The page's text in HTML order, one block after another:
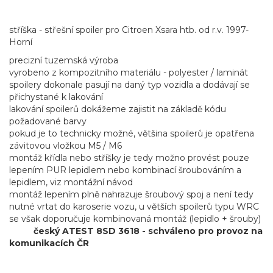
stříška - střešní spoiler pro Citroen Xsara htb. od r.v. 1997-
Horní
precizní tuzemská výroba
vyrobeno z kompozitního materiálu - polyester / laminát
spoilery dokonale pasují na daný typ vozidla a dodávají se
přichystané k lakování
lakování spoilerů dokážeme zajistit na základě kódu
požadované barvy
pokud je to technicky možné, většina spoilerů je opatřena
závitovou vložkou M5 / M6
montáž křídla nebo stříšky je tedy možno provést pouze
lepením PUR lepidlem nebo kombinací šroubováním a
lepidlem, viz montážní návod
montáž lepením plně nahrazuje šroubový spoj a není tedy
nutné vrtat do karoserie vozu, u větších spoilerů typu WRC
se však doporučuje kombinovaná montáž (lepidlo + šrouby)
český ATEST 8SD 3618 - schváleno pro provoz na
komunikacích ČR